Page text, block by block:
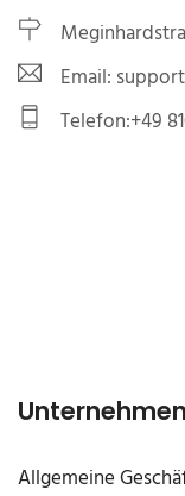
Email:
Telefon:+49
Unternehmen
Allgemeine